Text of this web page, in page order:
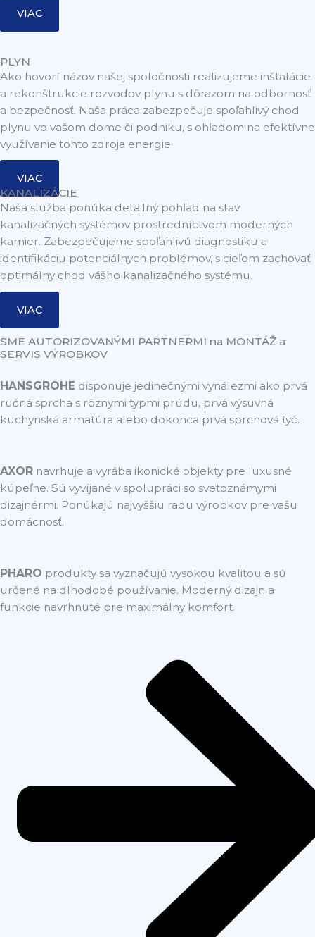
VIAC
PLYN
Ako hovorí názov našej spoločnosti realizujeme inštalácie
a rekonštrukcie rozvodov plynu s dôrazom na odbornosť
a bezpečnosť. Naša práca zabezpečuje spoľahlivý chod
plynu vo vašom dome či podniku, s ohľadom na efektívne
využívanie tohto zdroja energie.
VIAC
KANALIZÁCIE
Naša služba ponúka detailný pohľad na stav
kanalizačných systémov prostredníctvom moderných
kamier. Zabezpečujeme spoľahlivú diagnostiku a
identifikáciu potenciálnych problémov, s cieľom zachovať
optimálny chod vášho kanalizačného systému.
VIAC
SME AUTORIZOVANÝMI PARTNERMI na MONTÁŽ a
SERVIS VÝROBKOV
HANSGROHE disponuje jedinečnými vynálezmi ako prvá
ručná sprcha s rôznymi typmi prúdu, prvá výsuvná
kuchynská armatúra alebo dokonca prvá sprchová tyč.
AXOR navrhuje a vyrába ikonické objekty pre luxusné
kúpeľne. Sú vyvíjané v spolupráci so svetoznámymi
dizajnérmi. Ponúkajú najvyššiu radu výrobkov pre vašu
domácnosť.
PHARO produkty sa vyznačujú vysokou kvalitou a sú
určené na dlhodobé používanie. Moderný dizajn a
funkcie navrhnuté pre maximálny komfort.